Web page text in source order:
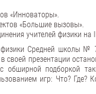
«Инноваторы».
«Большие вызовы».
учителей физики на
физики Средней школы
презентации
подборкой
игр: Что? Где?